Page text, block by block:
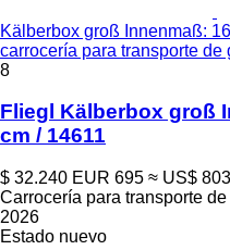
Kälberbox groß Innenmaß:
carrocería para transporte de
8
Fliegl Kälberbox groß
cm / 14611
$ 32.240 EUR 695 ≈ US$ 803
Carrocería para transporte
2026
Estado nuevo